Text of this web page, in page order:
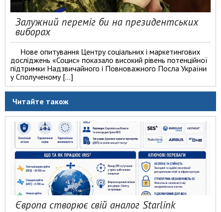
Залужний переміг би на президентських
виборах
Нове опитування Центру соціальних і маркетингових
досліджень «Социс» показало високий рівень потенційної
підтримки Надзвичайного і Повноважного Посла України
у Сполученому […]
Читайте також
Європа створює свій аналог Starlink